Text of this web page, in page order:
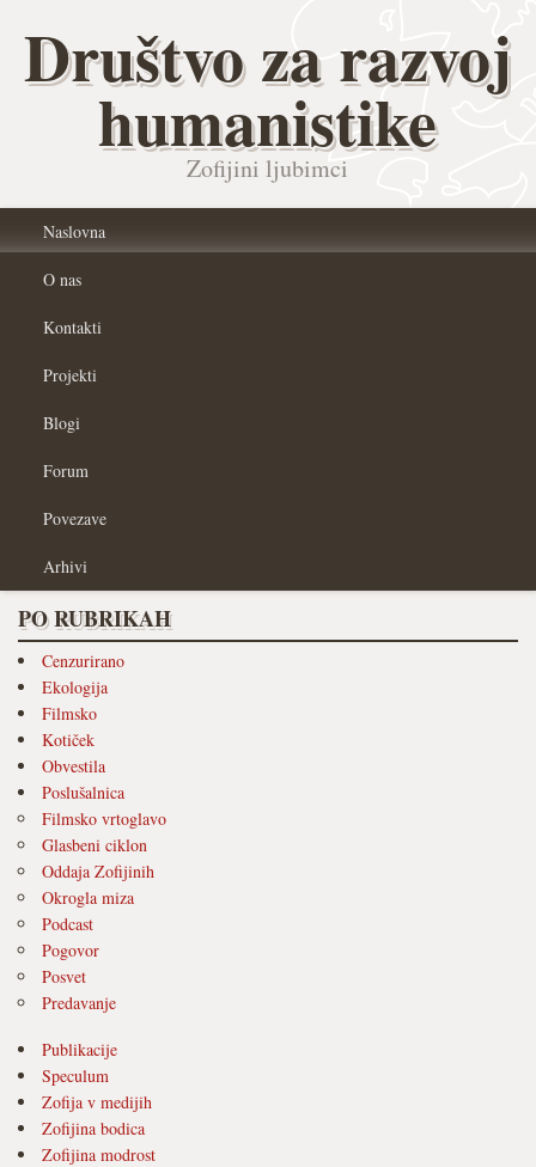
Društvo za razvoj
humanistike
Zofijini ljubimci
Naslovna
O nas
Kontakti
Projekti
Blogi
Forum
Povezave
Arhivi
PO RUBRIKAH
Cenzurirano
Ekologija
Filmsko
Kotiček
Obvestila
Poslušalnica
Filmsko vrtoglavo
Glasbeni ciklon
Oddaja Zofijinih
Okrogla miza
Podcast
Pogovor
Posvet
Predavanje
Publikacije
Speculum
Zofija v medijih
Zofijina bodica
Zofijina modrost